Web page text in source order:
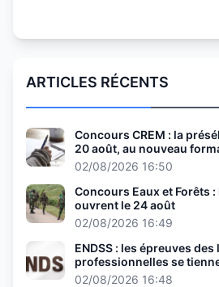
ARTICLES RÉCENTS
Concours CREM : la
20 août, au nouveau
02/08/2026 16:50
Concours Eaux et Forêts
ouvrent le 24 août
02/08/2026 16:49
ENDSS : les épreuves des
professionnelles se
août
02/08/2026 16:48